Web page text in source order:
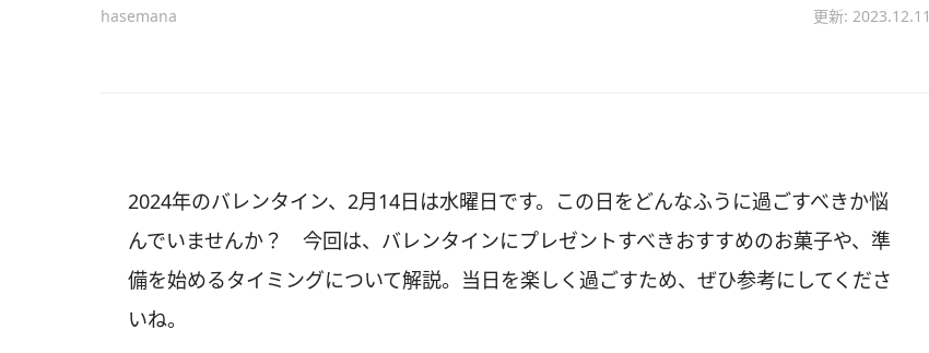
hasemana 更新: 2023.12.11
2024年のバレンタイン、2月14日は水曜日です。この日をどんなふうに過ごすべきか悩
んでいませんか？ 今回は、バレンタインにプレゼントすべきおすすめのお菓子や、準
備を始めるタイミングについて解説。当日を楽しく過ごすため、ぜひ参考にしてくださ
いね。